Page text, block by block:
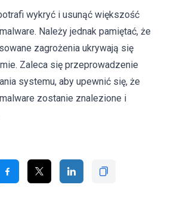
wykryć i usunąć większość
Należy jednak pamiętać, że
zagrożenia ukrywają się
Zaleca się przeprowadzenie
systemu, aby upewnić się, że
zostanie znalezione i